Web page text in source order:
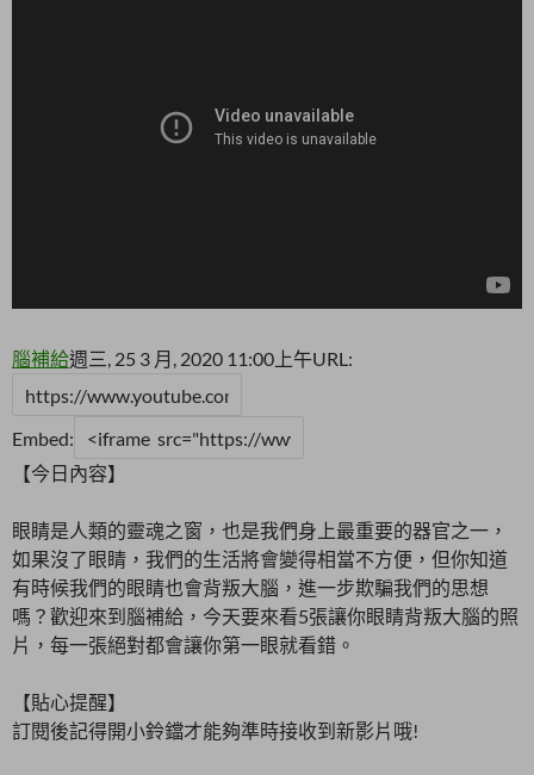
腦補給週三, 25 3 月, 2020 11:00上午URL:
Embed:
【今日內容】
眼睛是人類的靈魂之窗，也是我們身上最重要的器官之一，
如果沒了眼睛，我們的生活將會變得相當不方便，但你知道
有時候我們的眼睛也會背叛大腦，進一步欺騙我們的思想
嗎？歡迎來到腦補給，今天要來看5張讓你眼睛背叛大腦的照
片，每一張絕對都會讓你第一眼就看錯。
【貼心提醒】
訂閱後記得開小鈴鐺才能夠準時接收到新影片哦!